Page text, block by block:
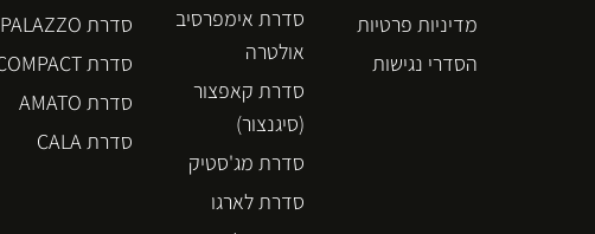
מדיניות פרטיות
הסדרי נגישות
סדרת אימפרסיב
אולטרה
סדרת קאפצור
(סיגנצור)
סדרת מג'סטיק
סדרת לארגו
סדרת PALAZZO
סדרת COMPACT
סדרת AMATO
סדרת CALA